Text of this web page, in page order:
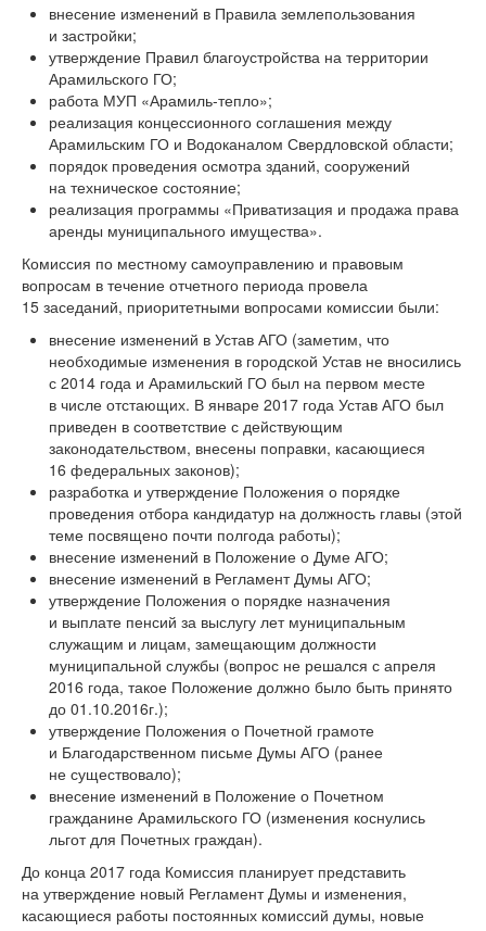
внесение изменений в Правила землепользования
и застройки;
утверждение Правил благоустройства на территории
Арамильского ГО;
работа МУП «Арамиль-тепло»;
реализация концессионного соглашения между
Арамильским ГО и Водоканалом Свердловской области;
порядок проведения осмотра зданий, сооружений
на техническое состояние;
реализация программы «Приватизация и продажа права
аренды муниципального имущества».
Комиссия по местному самоуправлению и правовым
вопросам в течение отчетного периода провела
15 заседаний, приоритетными вопросами комиссии были:
внесение изменений в Устав АГО (заметим, что
необходимые изменения в городской Устав не вносились
с 2014 года и Арамильский ГО был на первом месте
в числе отстающих. В январе 2017 года Устав АГО был
приведен в соответствие с действующим
законодательством, внесены поправки, касающиеся
16 федеральных законов);
разработка и утверждение Положения о порядке
проведения отбора кандидатур на должность главы (этой
теме посвящено почти полгода работы);
внесение изменений в Положение о Думе АГО;
внесение изменений в Регламент Думы АГО;
утверждение Положения о порядке назначения
и выплате пенсий за выслугу лет муниципальным
служащим и лицам, замещающим должности
муниципальной службы (вопрос не решался с апреля
2016 года, такое Положение должно было быть принято
до 01.10.2016г.);
утверждение Положения о Почетной грамоте
и Благодарственном письме Думы АГО (ранее
не существовало);
внесение изменений в Положение о Почетном
гражданине Арамильского ГО (изменения коснулись
льгот для Почетных граждан).
До конца 2017 года Комиссия планирует представить
на утверждение новый Регламент Думы и изменения,
касающиеся работы постоянных комиссий думы, новые